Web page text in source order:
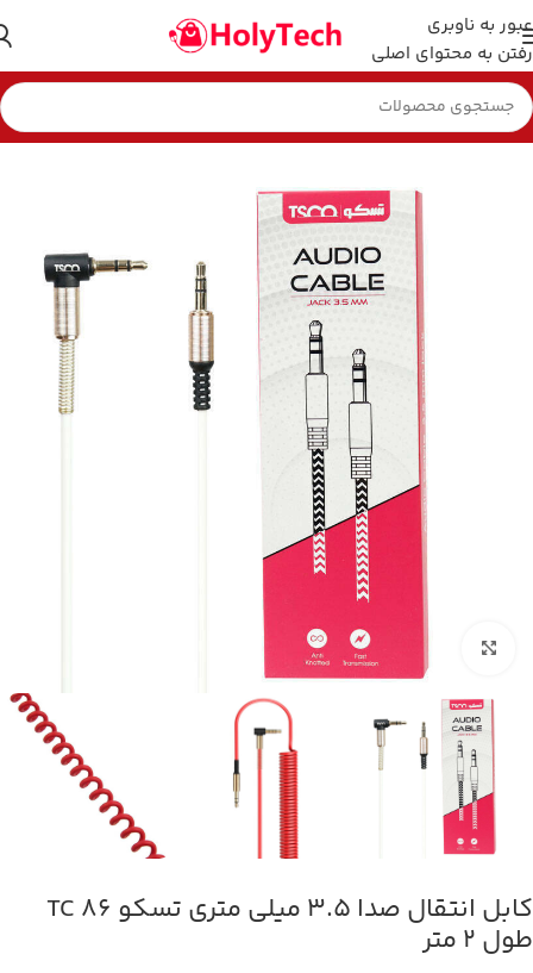
عبور به ناوبری
رفتن به محتوای اصلی
خانه کابل و شارژر کابل صوتی و تصویری
بزرگنمایی تصویر
کابل انتقال صدا 3.5 میلی متری تسکو TC 86
طول 2 متر